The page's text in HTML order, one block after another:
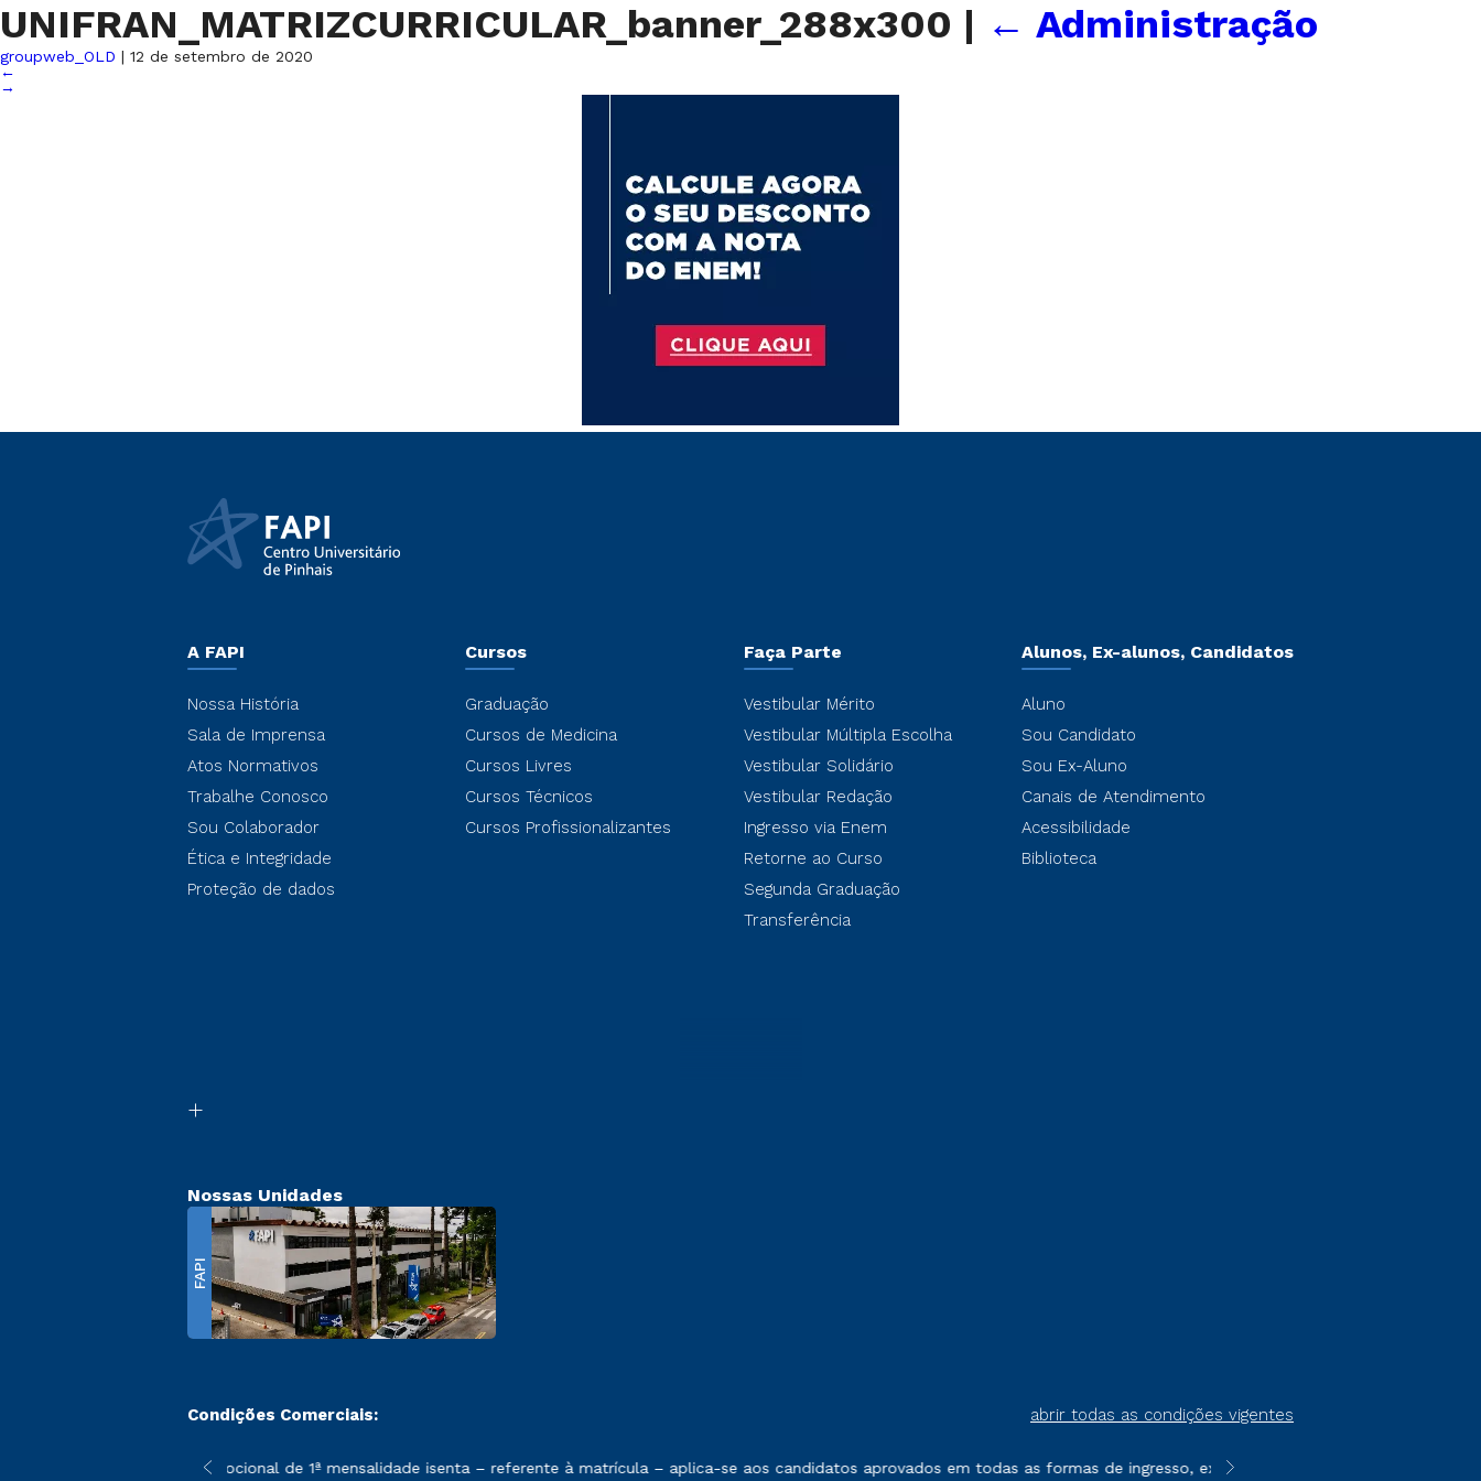
UNIFRAN_MATRIZCURRICULAR_banner_288x300 | ← Administração
groupweb_OLD | 12 de setembro de 2020
←
→
A FAPI
Nossa História
Sala de Imprensa
Atos Normativos
Trabalhe Conosco
Sou Colaborador
Ética e Integridade
Proteção de dados
Cursos
Graduação
Cursos de Medicina
Cursos Livres
Cursos Técnicos
Cursos Profissionalizantes
Faça Parte
Vestibular Mérito
Vestibular Múltipla Escolha
Vestibular Solidário
Vestibular Redação
Ingresso via Enem
Retorne ao Curso
Segunda Graduação
Transferência
Alunos, Ex-alunos, Candidatos
Aluno
Sou Candidato
Sou Ex-Aluno
Canais de Atendimento
Acessibilidade
Biblioteca
Nossas Unidades
FAPI
Condições Comerciais: abrir todas as condições vigentes
sofrer alterações nos períodos de rematrícula conforme exposto no contrato de prestação de serviços.
*A condição promocional de 1ª mensalidade isenta – referente à matrícula – aplica-se aos candidatos aprovados em todas as formas de ingresso, exceto na prova on-line ou
**Semipresencial é um formato do